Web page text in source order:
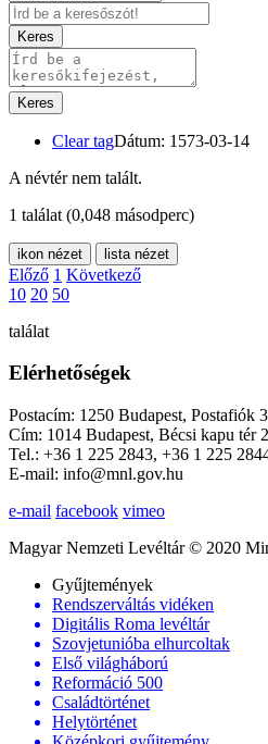
Keres
Keres
Clear tagDátum: 1573-03-14
A névtér nem talált.
1 találat (0,048 másodperc)
ikon nézet lista nézet
Előző 1 Következő
10 20 50
találat
Elérhetőségek
Postacím: 1250 Budapest, Postafiók
Cím: 1014 Budapest, Bécsi kapu tér
Tel.: +36 1 225 2843, +36 1 225
E-mail: info@mnl.gov.hu
e-mail facebook vimeo
Magyar Nemzeti Levéltár © 2020
Gyűjtemények
Rendszerváltás vidéken
Digitális Roma levéltár
Szovjetunióba elhurcoltak
Első világháború
Reformáció 500
Családtörténet
Helytörténet